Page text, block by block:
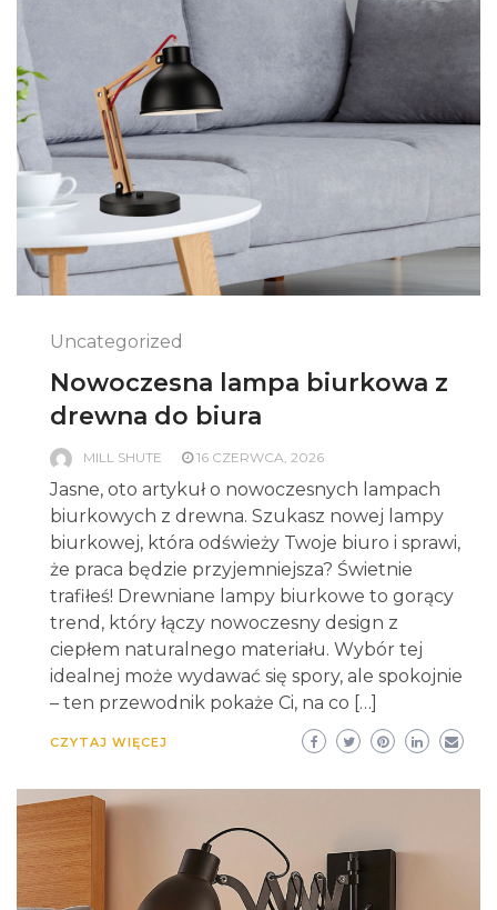
Uncategorized
Nowoczesna lampa biurkowa z
drewna do biura
MILL SHUTE 16 CZERWCA, 2026
Jasne, oto artykuł o nowoczesnych lampach
biurkowych z drewna. Szukasz nowej lampy
biurkowej, która odświeży Twoje biuro i sprawi,
że praca będzie przyjemniejsza? Świetnie
trafiłeś! Drewniane lampy biurkowe to gorący
trend, który łączy nowoczesny design z
ciepłem naturalnego materiału. Wybór tej
idealnej może wydawać się spory, ale spokojnie
– ten przewodnik pokaże Ci, na co […]
CZYTAJ WIĘCEJ